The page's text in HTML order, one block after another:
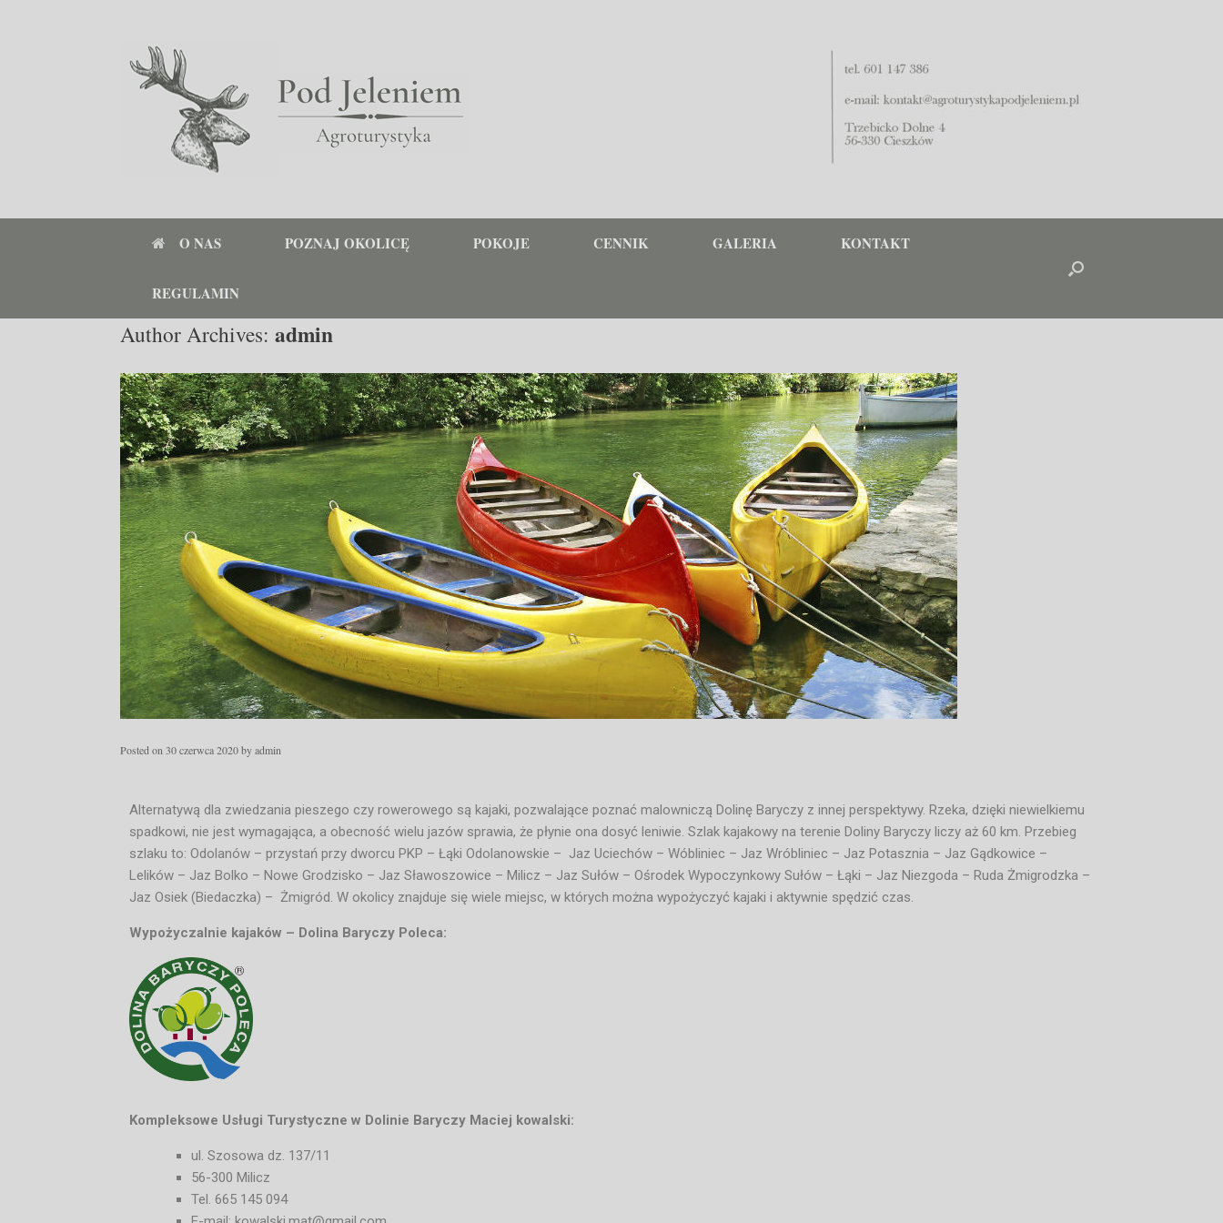
O NAS POZNAJ OKOLICĘ POKOJE CENNIK GALERIA KONTAKT
REGULAMIN
Author Archives: admin
Posted on 30 czerwca 2020byadmin
Alternatywą dla zwiedzania pieszego czy rowerowego są kajaki, pozwalające poznać malowniczą Dolinę Baryczy z innej perspektywy. Rzeka, dzięki niewielkiemu
spadkowi, nie jest wymagająca, a obecność wielu jazów sprawia, że płynie ona dosyć leniwie. Szlak kajakowy na terenie Doliny Baryczy liczy aż 60 km. Przebieg
szlaku to: Odolanów – przystań przy dworcu PKP – Łąki Odolanowskie – Jaz Uciechów – Wóbliniec – Jaz Wróbliniec – Jaz Potasznia – Jaz Gądkowice –
Lelików – Jaz Bolko – Nowe Grodzisko – Jaz Sławoszowice – Milicz – Jaz Sułów – Ośrodek Wypoczynkowy Sułów – Łąki – Jaz Niezgoda – Ruda Żmigrodzka –
Jaz Osiek (Biedaczka) – Żmigród. W okolicy znajduje się wiele miejsc, w których można wypożyczyć kajaki i aktywnie spędzić czas.
Wypożyczalnie kajaków – Dolina Baryczy Poleca:
Kompleksowe Usługi Turystyczne w Dolinie Baryczy Maciej kowalski:
ul. Szosowa dz. 137/11
56-300 Milicz
Tel. 665 145 094